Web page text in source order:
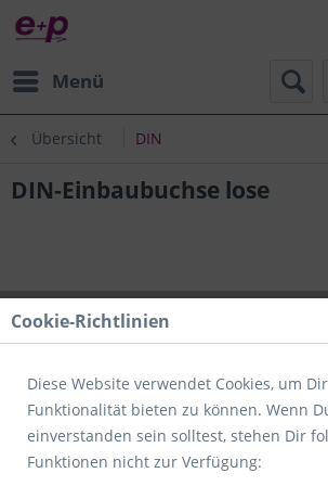
Menü
Übersicht DIN
DIN-Einbaubuchse lose
Cookie-Richtlinien
Diese Website verwendet Cookies, um
Funktionalität bieten zu können. Wenn
einverstanden sein solltest, stehen Dir
Funktionen nicht zur Verfügung: